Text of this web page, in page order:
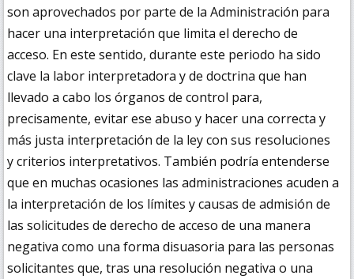
son aprovechados por parte de la Administración para
hacer una interpretación que limita el derecho de
acceso. En este sentido, durante este periodo ha sido
clave la labor interpretadora y de doctrina que han
llevado a cabo los órganos de control para,
precisamente, evitar ese abuso y hacer una correcta y
más justa interpretación de la ley con sus resoluciones
y criterios interpretativos. También podría entenderse
que en muchas ocasiones las administraciones acuden a
la interpretación de los límites y causas de admisión de
las solicitudes de derecho de acceso de una manera
negativa como una forma disuasoria para las personas
solicitantes que, tras una resolución negativa o una